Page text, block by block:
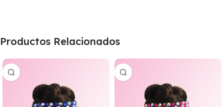
Productos Relacionados